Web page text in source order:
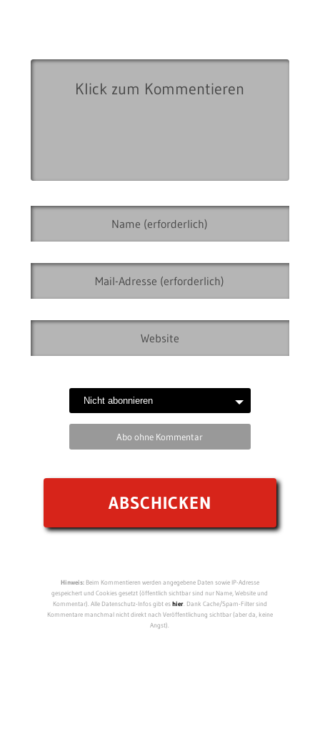
Abo ohne Kommentar
Hinweis:Beim Kommentieren werden angegebene Daten sowie IP-Adresse
gespeichert und Cookies gesetzt (öffentlich sichtbar sind nur Name, Website und
Kommentar). Alle Datenschutz-Infos gibt eshier. Dank Cache/Spam-Filter sind
Kommentare manchmal nicht direkt nach Veröffentlichung sichtbar (aber da, keine
Angst).